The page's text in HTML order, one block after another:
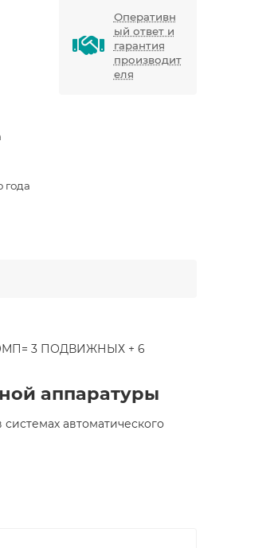
года
Оперативн
ый ответ и
гарантия
производит
еля
3 ПОДВИЖНЫХ + 6
аппаратуры
автоматического